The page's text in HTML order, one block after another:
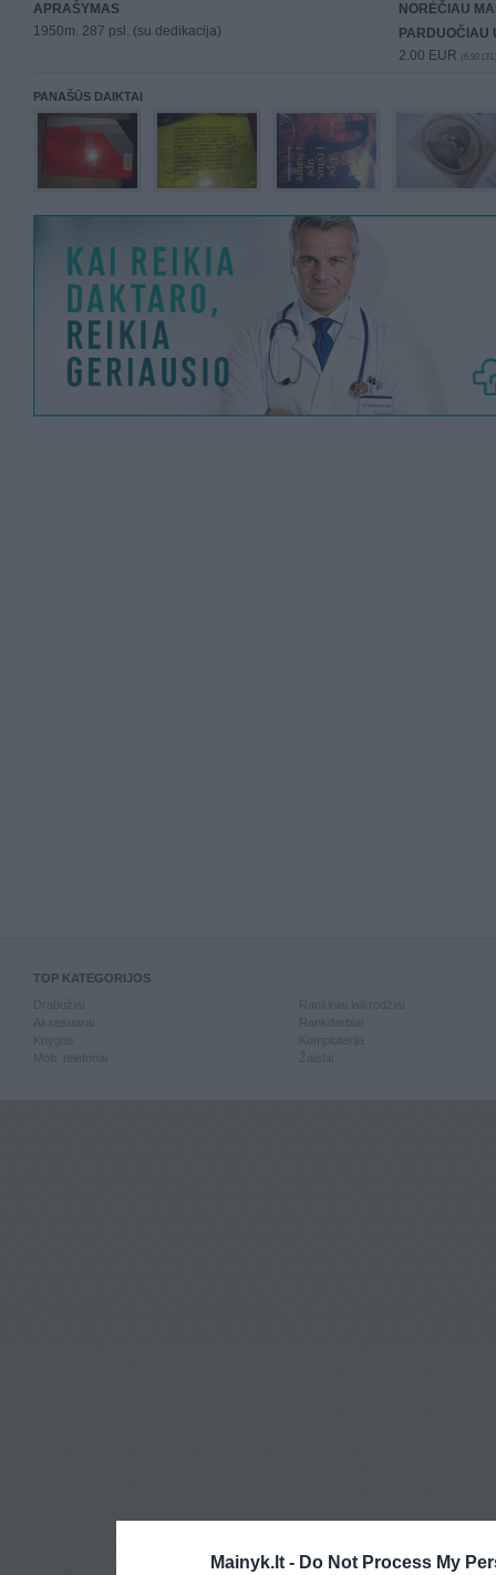
Mainyk.lt - Do Not Process My
APRAŠYMAS
1950m. 287 psl. (su dedikacija)
NORĖČIAU
PARDUOČIAU
2.00 EUR (6,92
PANAŠŪS DAIKTAI
TOP KATEGORIJOS
Knygos
Mob. telefonai
Kompiuterija
Žaislai